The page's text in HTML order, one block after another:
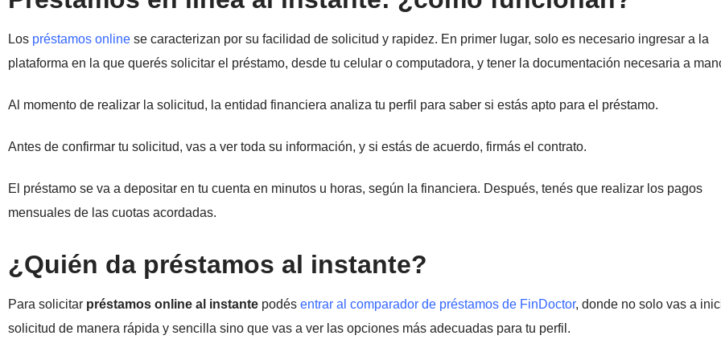
Los préstamos online se caracterizan por su facilidad de solicitud y rapidez. En primer lugar, solo es necesario ingresar a la
plataforma en la que querés solicitar el préstamo, desde tu celular o computadora, y tener la documentación necesaria a
Al momento de realizar la solicitud, la entidad financiera analiza tu perfil para saber si estás apto para el préstamo.
Antes de confirmar tu solicitud, vas a ver toda su información, y si estás de acuerdo, firmás el contrato.
El préstamo se va a depositar en tu cuenta en minutos u horas, según la financiera. Después, tenés que realizar los pagos
mensuales de las cuotas acordadas.
¿Quién da préstamos al instante?
Para solicitar préstamos online al instante podés entrar al comparador de préstamos de FinDoctor, donde no solo vas a
solicitud de manera rápida y sencilla sino que vas a ver las opciones más adecuadas para tu perfil.